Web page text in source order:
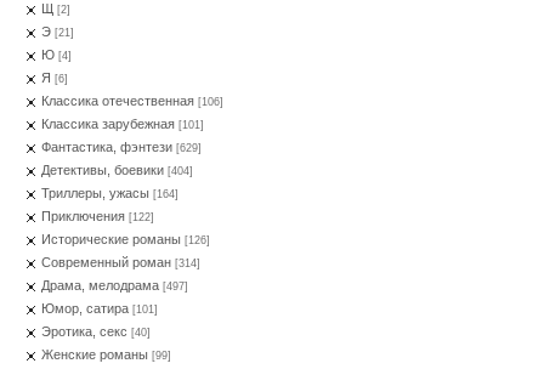
Щ [2]
Э [21]
Ю [4]
Я [6]
Классика отечественная [106]
Классика зарубежная [101]
Фантастика, фэнтези [629]
Детективы, боевики [404]
Триллеры, ужасы [164]
Приключения [122]
Исторические романы [126]
Современный роман [314]
Драма, мелодрама [497]
Юмор, сатира [101]
Эротика, секс [40]
Женские романы [99]